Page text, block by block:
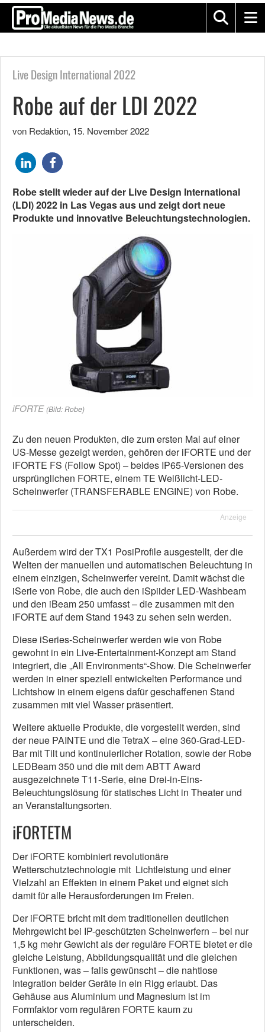
Live Design International 2022
Robe auf der LDI 2022
von Redaktion, 15. November 2022
Robe stellt wieder auf der Live Design International
(LDI) 2022 in Las Vegas aus und zeigt dort neue
Produkte und innovative Beleuchtungstechnologien.
iFORTE (Bild: Robe)
Zu den neuen Produkten, die zum ersten Mal auf einer
US-Messe gezeigt werden, gehören der iFORTE und der
iFORTE FS (Follow Spot) – beides IP65-Versionen des
ursprünglichen FORTE, einem TE Weißlicht-LED-
Scheinwerfer (TRANSFERABLE ENGINE) von Robe.
Anzeige
Außerdem wird der TX1 PosiProfile ausgestellt, der die
Welten der manuellen und automatischen Beleuchtung in
einem einzigen, Scheinwerfer vereint. Damit wächst die
iSerie von Robe, die auch den iSpiider LED-Washbeam
und den iBeam 250 umfasst – die zusammen mit den
iFORTE auf dem Stand 1943 zu sehen sein werden.
Diese iSeries-Scheinwerfer werden wie von Robe
gewohnt in ein Live-Entertainment-Konzept am Stand
integriert, die „All Environments“-Show. Die Scheinwerfer
werden in einer speziell entwickelten Performance und
Lichtshow in einem eigens dafür geschaffenen Stand
zusammen mit viel Wasser präsentiert.
Weitere aktuelle Produkte, die vorgestellt werden, sind
der neue PAINTE und die TetraX – eine 360-Grad-LED-
Bar mit Tilt und kontinuierlicher Rotation, sowie der Robe
LEDBeam 350 und die mit dem ABTT Award
ausgezeichnete T11-Serie, eine Drei-in-Eins-
Beleuchtungslösung für statisches Licht in Theater und
an Veranstaltungsorten.
iFORTETM
Der iFORTE kombiniert revolutionäre
Wetterschutztechnologie mit Lichtleistung und einer
Vielzahl an Effekten in einem Paket und eignet sich
damit für alle Herausforderungen im Freien.
Der iFORTE bricht mit dem traditionellen deutlichen
Mehrgewicht bei IP-geschützten Scheinwerfern – bei nur
1,5 kg mehr Gewicht als der reguläre FORTE bietet er die
gleiche Leistung, Abbildungsqualität und die gleichen
Funktionen, was – falls gewünscht – die nahtlose
Integration beider Geräte in ein Rigg erlaubt. Das
Gehäuse aus Aluminium und Magnesium ist im
Formfaktor vom regulären FORTE kaum zu
unterscheiden.